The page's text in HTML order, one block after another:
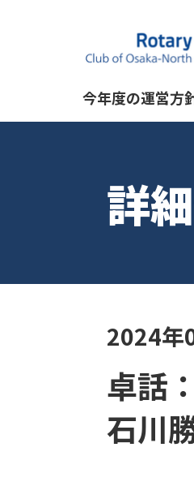
今年度の運営方
詳
2024年
卓話
石川